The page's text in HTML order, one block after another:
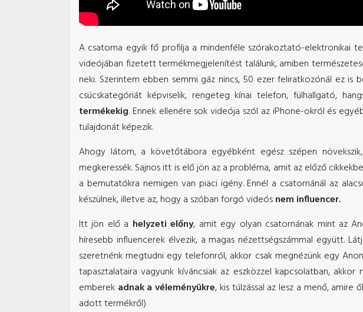
A csatorna egyik fő profilja a mindenféle szórakoztató-elektronikai
videójában fizetett termékmegjelenítést találunk, amiben
neki. Szerintem ebben semmi gáz nincs, 50 ezer feliratkozónál ez is
csúcskategóriát képviselik, rengeteg kínai telefon, fülhallgató,
termékekig. Ennek ellenére sok videója szól az iPhone-okról és
tulajdonát képezik.
Ahogy látom, a követőtábora egyébként egész szépen
megkeressék. Sajnos itt is elő jön az a probléma, amit az előző
a bemutatókra nemigen van piaci igény. Ennél a csatornánál az
készülnek, illetve az, hogy a szóban forgó videósnem influencer.
Itt jön elő a helyzeti előny, amit egy olyan csatornának mint az
híresebb influencerek élvezik, a magas nézettségszámmal együtt.
szeretnénk megtudni egy telefonról, akkor csak megnézünk egy
tapasztalataira vagyunk kíváncsiak az eszközzel kapcsolatban, akkor
emberek adnak a véleményükre, kis túlzással az lesz a menő,
adott termékről)